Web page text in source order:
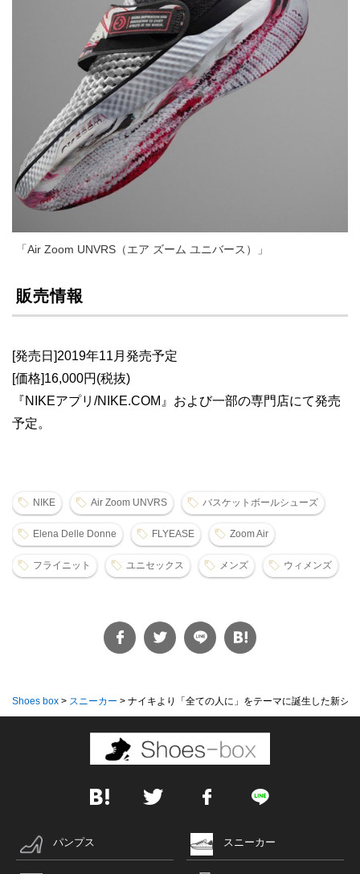
「Air Zoom UNVRS（エア ズーム ユニバース）」
販売情報
[発売日]2019年11月発売予定
[価格]16,000円(税抜)
『NIKEアプリ/NIKE.COM』および一部の専門店にて発売
予定。
NIKE Air Zoom UNVRS バスケットボールシューズ
Elena Delle Donne FLYEASE Zoom Air
フライニット ユニセックス メンズ ウィメンズ
Shoes box > スニーカー > ナイキより「全ての人に」をテーマに誕生した新シ...
パンプス スニーカー